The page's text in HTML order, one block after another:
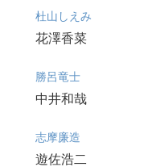
杜山しえみ
花澤香菜
勝呂竜士
中井和哉
志摩廉造
遊佐浩二